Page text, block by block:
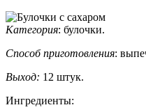
Категория: булочки.
Способ приготовления:
Выход: 12 штук.
Ингредиенты: